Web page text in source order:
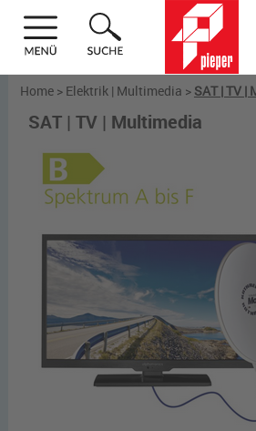
Home > Elektrik | Multimedia > SAT | TV |
SAT | TV | Multimedia